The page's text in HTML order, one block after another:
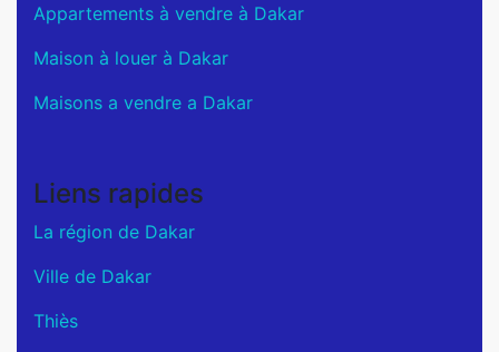
Appartements à vendre à Dakar
Maison à louer à Dakar
Maisons a vendre a Dakar
Liens rapides
La région de Dakar
Ville de Dakar
Thiès